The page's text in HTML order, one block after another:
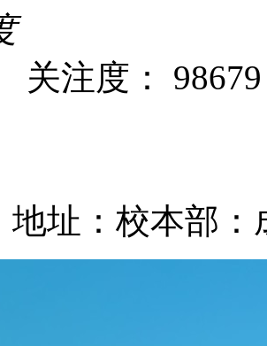
关注度： 98679
地址：校本部：